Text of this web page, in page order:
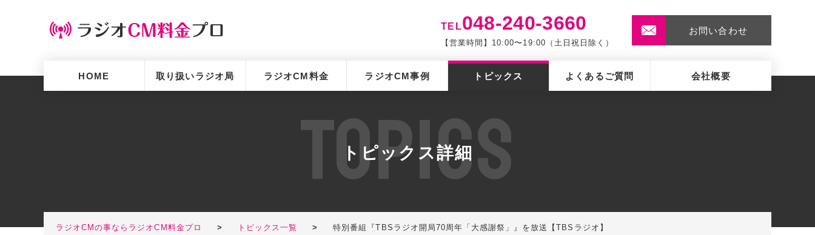
TEL048-240-3660
【営業時間】10:00〜19:00（土日祝日除く）
お問い合わせ
HOME 取り扱いラジオ局 ラジオCM料金 ラジオCM事例 トピックス よくあるご質問 会社概要
TOPICS
トピックス詳細
ラジオCMの事ならラジオCM料金プロ > トピックス一覧 > 特別番組『TBSラジオ開局70周年「大感謝祭」』を放送【TBSラジオ】